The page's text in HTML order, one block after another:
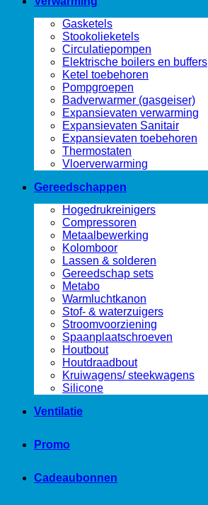
Gasketels
Stookolieketels
Circulatiepompen
Elektrische boilers en buffers
Ketel toebehoren
Pompgroepen
Badverwarmer (gasgeiser)
Expansievaten verwarming
Expansievaten Sanitair
Expansievaten toebehoren
Thermostaten
Vloerverwarming
Gereedschappen
Hogedrukreinigers
Compressoren
Metaalbewerking
Kolomboor
Lassen & solderen
Gereedschap sets
Metabo
Warmluchtkanon
Stof- & waterzuigers
Stroomvoorziening
Spaanplaatschroeven
Houtbout
Houtdraadbout
Kruiwagens/ steekwagens
Silicone
Ventilatie
Promo
Cadeaubonnen